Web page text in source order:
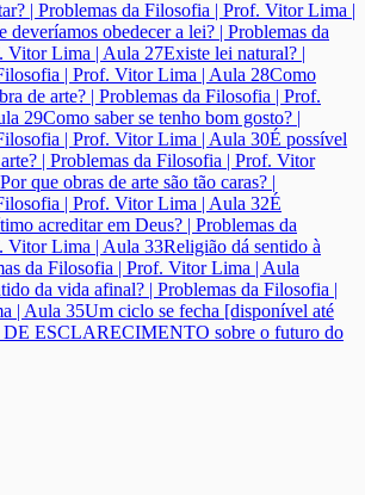
| Problemas da Filosofia | Prof. Vitor Lima |
deveríamos obedecer a lei? | Problemas da
Vitor Lima | Aula 27Existe lei natural? |
| Prof. Vitor Lima | Aula 28Como
de arte? | Problemas da Filosofia | Prof.
29Como saber se tenho bom gosto? |
| Prof. Vitor Lima | Aula 30É possível
| Problemas da Filosofia | Prof. Vitor
Por que obras de arte são tão caras? |
| Prof. Vitor Lima | Aula 32É
acreditar em Deus? | Problemas da
Vitor Lima | Aula 33Religião dá sentido à
da Filosofia | Prof. Vitor Lima | Aula
da vida afinal? | Problemas da Filosofia |
| Aula 35Um ciclo se fecha [disponível até
ESCLARECIMENTO sobre o futuro do